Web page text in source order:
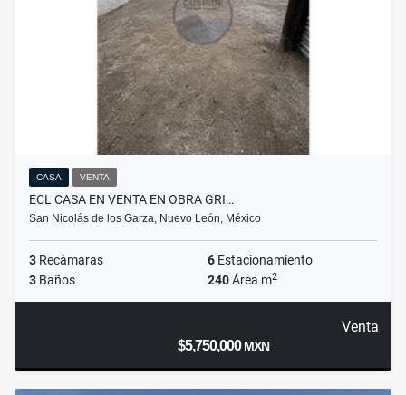
CASA VENTA
ECL CASA EN VENTA EN OBRA GRI…
San Nicolás de los Garza, Nuevo León, México
3 Recámaras 6 Estacionamiento
3 Baños 240Área m2
Venta
$5,750,000MXN